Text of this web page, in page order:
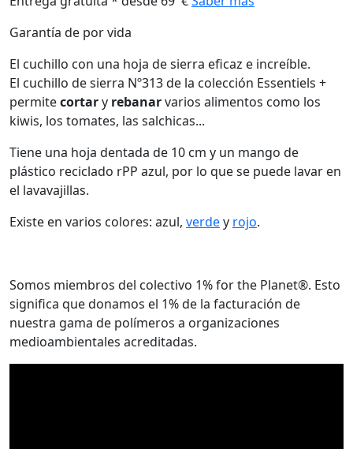
Garantía de por vida
El cuchillo con una hoja de sierra eficaz e increíble.
El cuchillo de sierra Nº313 de la colección Essentiels +
permitecortary rebanarvarios alimentos como los
kiwis, los tomates, las salchicas...
Tiene una hoja dentada de 10 cm y un mango de
plástico reciclado rPP azul, por lo que se puede lavar en
el lavavajillas.
Existe en varios colores: azul, verdey rojo.
Somos miembros del colectivo 1% for the Planet®. Esto
significa que donamos el 1% de la facturación de
nuestra gama de polímeros a organizaciones
medioambientales acreditadas.